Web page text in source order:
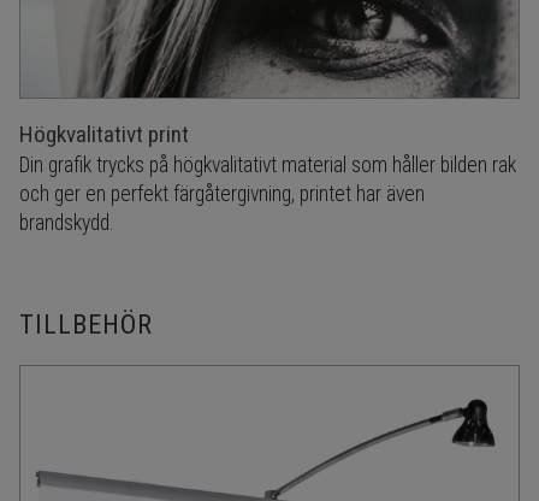
Högkvalitativt print
Din grafik trycks på högkvalitativt material som håller bilden rak
och ger en perfekt färgåtergivning, printet har även
brandskydd.
TILLBEHÖR